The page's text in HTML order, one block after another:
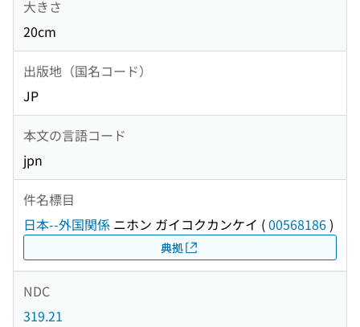
大きさ
20cm
出版地（国名コード）
JP
本文の言語コード
jpn
件名標目
日本--外国関係 ニホン ガイコクカンケイ (00568186)
典拠
NDC
319.21